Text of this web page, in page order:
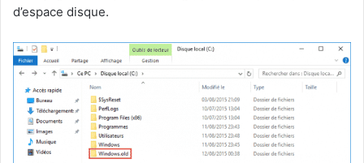
d’espace disque.